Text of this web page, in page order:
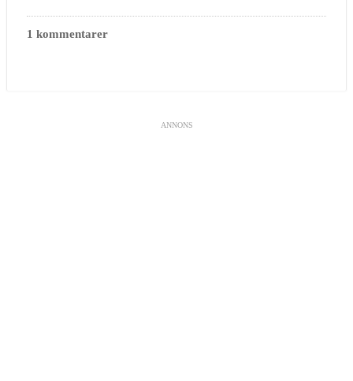
1 kommentarer
ANNONS